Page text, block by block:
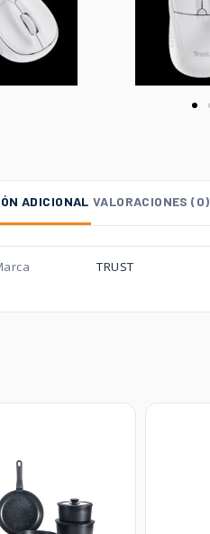
ADICIONAL VALORACIONES (0)
TRUST